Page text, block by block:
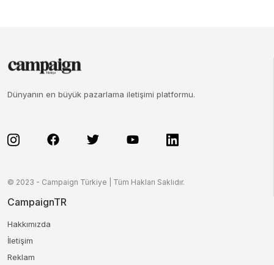
Dünyanın en büyük pazarlama iletişimi platformu.
© 2023 - Campaign Türkiye | Tüm Hakları Saklıdır.
CampaignTR
Hakkımızda
İletişim
Reklam